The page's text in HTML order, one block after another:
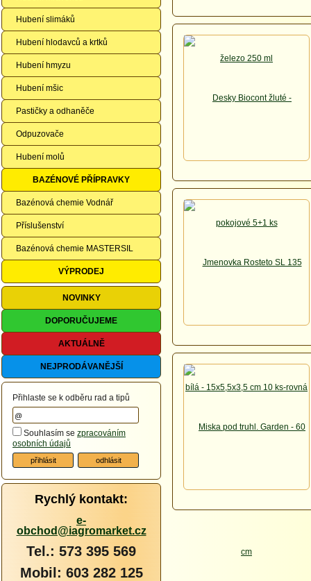
Hubení slimáků
Hubení hlodavců a krtků
Hubení hmyzu
Hubení mšic
Pastičky a odhaněče
Odpuzovače
Hubení molů
BAZÉNOVÉ PŘÍPRAVKY
Bazénová chemie Vodnář
Příslušenství
Bazénová chemie MASTERSIL
VÝPRODEJ
NOVINKY
DOPORUČUJEME
AKTUÁLNĚ
NEJPRODÁVANĚJŠÍ
Přihlaste se k odběru rad a tipů
Souhlasím se zpracováním
osobních údajů
Rychlý kontakt:
e-
obchod@iagromarket.cz
Tel.: 573 395 569
Mobil: 603 282 125